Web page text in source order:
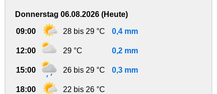
Donnerstag 06.08.2026 (Heute)
09:00 28 bis 29 °C 0,4 mm
12:00 29 °C 0,2 mm
15:00 26 bis 29 °C 0,3 mm
18:00 22 bis 26 °C